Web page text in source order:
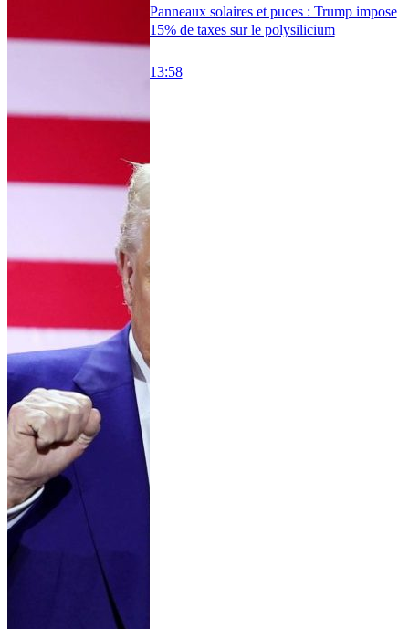
Panneaux solaires et puces : Trump impose
15% de taxes sur le polysilicium
13:58